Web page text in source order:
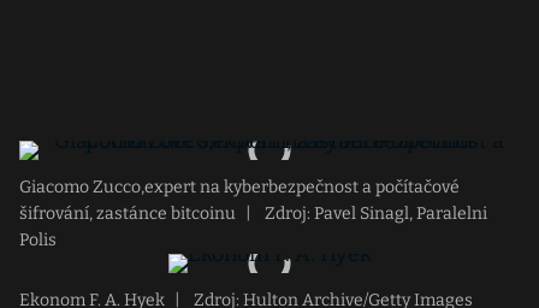
Giacomo Zucco,expert na kyberbezpečnost a počítačové
šifrování, zastánce bitcoinu
Zdroj: Pavel Sinagl, Paralelni
Polis
Ekonom F. A. Hyek Zdroj: Hulton Archive/Getty Images